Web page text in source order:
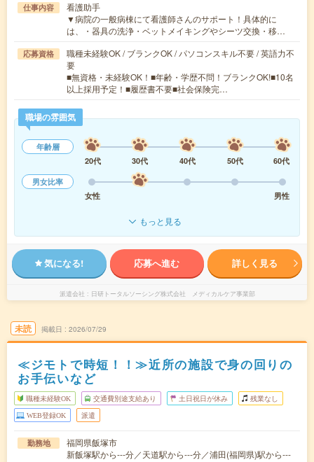
仕事内容
看護助手
▼病院の一般病棟にて看護師さんのサポート！具体的に
は、・器具の洗浄・ベットメイキングやシーツ交換・移…
応募資格
職種未経験OK / ブランクOK / パソコンスキル不要 / 英語力不
要
■無資格・未経験OK！■年齢・学歴不問！ブランクOK!■10名
以上採用予定！■履歴書不要■社会保険完…
職場の雰囲気
年齢層
20代
30代 40代 50代
60代
男女比率
女性
男性
もっと見る
気になる! 応募へ進む 詳しく見る
派遣会社 日研トータルソーシング株式会社 メディカルケア事業部
未読 掲載日 2026/07/29
≪ジモトで時短！！≫近所の施設で身の回りの
お手伝いなど
職種未経験OK 交通費別途支給あり 土日祝日が休み 残業なし
WEB登録OK 派遣
勤務地
福岡県飯塚市
新飯塚駅から---分／天道駅から---分／浦田(福岡県)駅から---